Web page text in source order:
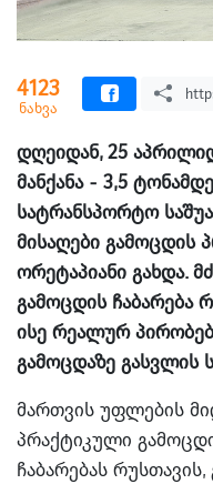
4123
ნახვა
დღეიდან, 25
მანქანა - 3,5
სატრანსპორტო
მისაღები გამოცდის
ორეტაპიანი გახდა.
გამოცდის
ისე რეალურ
გამოცდაზე გასვლის
მართვის უფლების
პრაქტიკული
ჩაბარებას